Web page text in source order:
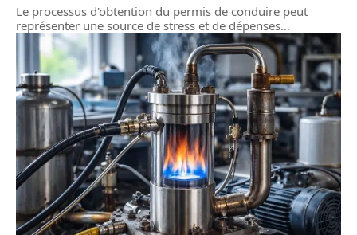
Le processus d'obtention du permis de conduire peut
représenter une source de stress et de dépenses…